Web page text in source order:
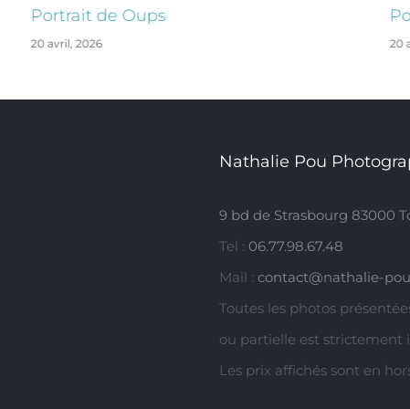
Portrait de Oups
20 avril, 2026 20
Nathalie Pou
9 bd de Strasbourg 83000
Tel : 06.77.98.67.48
Mail : contact@nathalie-
Toutes les photos
ou partielle est strictement
Les prix affichés sont en